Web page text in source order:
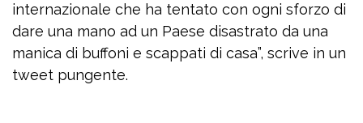
internazionale che ha tentato con ogni sforzo di
dare una mano ad un Paese disastrato da una
manica di buffoni e scappati di casa”, scrive in un
tweet pungente.